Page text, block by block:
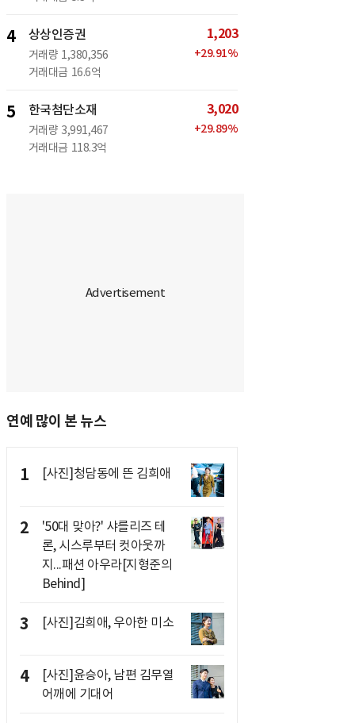
4 상상인증권
거래량 1,380,356
거래대금 16.6억
1,203
+29.91%
5 한국첨단소재
거래량 3,991,467
거래대금 118.3억
3,020
+29.89%
연예 많이 본 뉴스
1 [사진]청담동에 뜬 김희애
2
'50대 맞아?' 샤를리즈 테
론, 시스루부터 컷아웃까
지...패션 아우라[지형준의
Behind]
3 [사진]김희애, 우아한 미소
4
[사진]윤승아, 남편 김무열
어깨에 기대어